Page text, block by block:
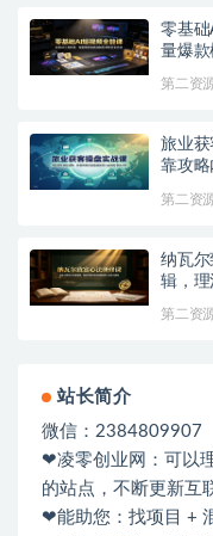
零基
量爆款
第二资
旅业
靠攻
第二资
纳瓦
辑，
第二资
站长简介
微信：2384809907
❤凌零创业网：可以
的站点，不断更新互
❤能助您：找项目 +